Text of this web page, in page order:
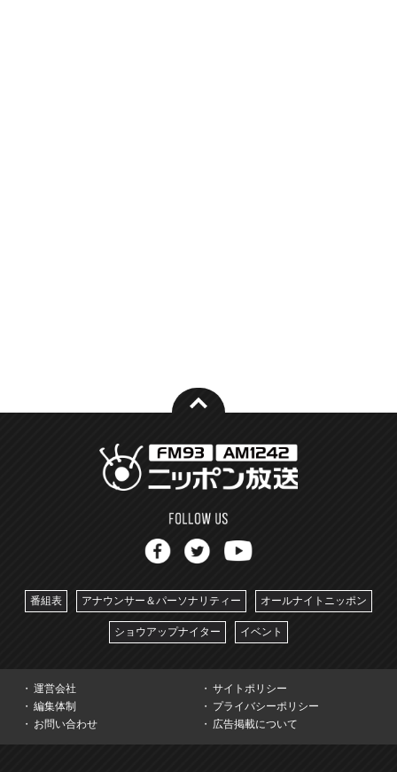
番組表 アナウンサー＆パーソナリティー オールナイトニッポン
ショウアップナイター イベント
運営会社
サイトポリシー
編集体制
プライバシーポリシー
お問い合わせ
広告掲載について